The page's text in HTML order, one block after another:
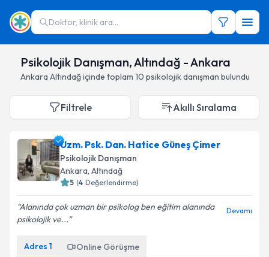
Doktor, klinik ara...
Psikolojik Danışman, Altındağ - Ankara
Ankara Altındağiçinde toplam 10 psikolojik danışman bulundu
Filtrele Akıllı Sıralama
Uzm. Psk. Dan. Hatice Güneş Çimer
Psikolojik Danışman
Ankara, Altındağ
5 (4 Değerlendirme)
Alanında çok uzman bir psikolog ben eğitim alanında
psikolojik ve...
Devamı
Adres 1 Online Görüşme